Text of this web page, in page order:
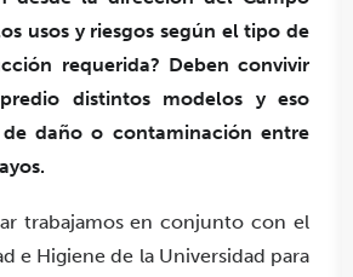
usos y riesgos según el tipo de
requerida? Deben convivir
distintos modelos y eso
daño o contaminación entre
trabajamos en conjunto con el
e Higiene de la Universidad para